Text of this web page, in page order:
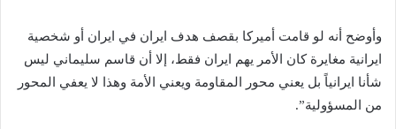
وأوضح أنه لو قامت أميركا بقصف هدف ايران في ايران أو شخصية
ايرانية مغايرة كان الأمر يهم ايران فقط، إلا أن قاسم سليماني ليس
شأنا ايرانياً بل يعني محور المقاومة ويعني الأمة وهذا لا يعفي المحور
من المسؤولية”.